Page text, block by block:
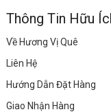
Thông Tin Hữu
Về Hương Vị Quê
Liên Hệ
Hướng Dẫn Đặt Hàng
Giao Nhận Hàng